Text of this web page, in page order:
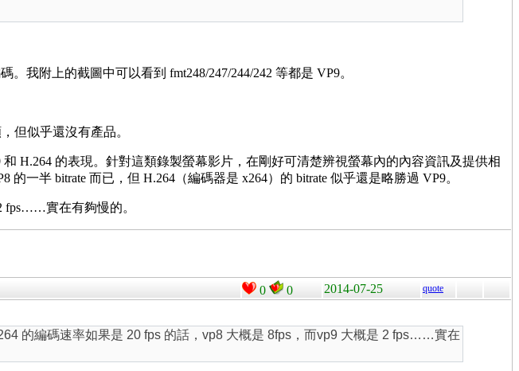
。我附上的截圖中可以看到 fmt248/247/244/242 等都是 VP9。
但似乎還沒有產品。
H.264 的表現。針對這類錄製螢幕影片，在剛好可清楚辨視螢幕內的內容資訊及提供相
的一半 bitrate 而已，但 H.264（編碼器是 x264）的 bitrate 似乎還是略勝過 VP9。
fps……實在有夠慢的。
0 0 2014-07-25 quote
的編碼速率如果是 20 fps 的話，vp8 大概是 8fps，而vp9 大概是 2 fps……實在